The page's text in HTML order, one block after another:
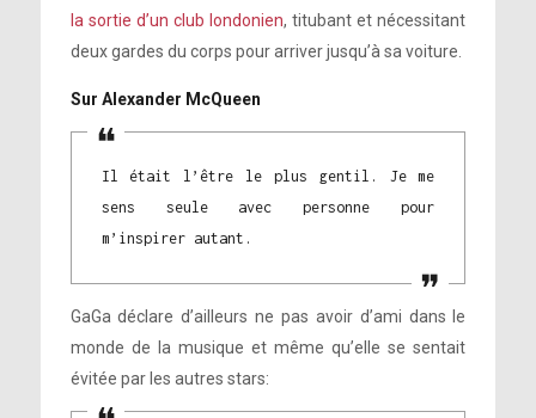
la sortie d’un club londonien, titubant et nécessitant
deux gardes du corps pour arriver jusqu’à sa voiture.
Sur Alexander McQueen
Il était l’être le plus gentil. Je me
sens seule avec personne pour
m’inspirer autant.
GaGa déclare d’ailleurs ne pas avoir d’ami dans le
monde de la musique et même qu’elle se sentait
évitée par les autres stars: